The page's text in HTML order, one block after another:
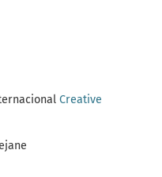
Creative